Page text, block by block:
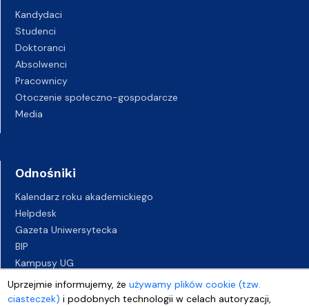
Uprzejmie informujemy, żeużywamy plików cookie (tzw.
ciasteczek) i podobnych technologii w celach autoryzacji,
Kandydaci
Studenci
Doktoranci
Absolwenci
Pracownicy
Otoczenie społeczno-gospodarcze
Media
Odnośniki
Kalendarz roku akademickiego
Helpdesk
Gazeta Uniwersytecka
BIP
Kampusy UG
Biuro Karier UG
Oferty pracy